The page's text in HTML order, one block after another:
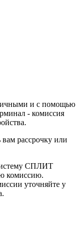
и с помощью
- комиссия
рассрочку или
СПЛИТ
комиссию.
уточняйте у